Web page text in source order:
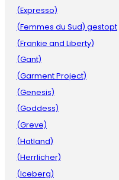
(Expresso)
(Femmes du Sud) gestopt
(Frankie and Liberty)
(Gant)
(Garment Project)
(Genesis)
(Goddess)
(Greve)
(Hatland)
(Herrlicher)
(Iceberg)